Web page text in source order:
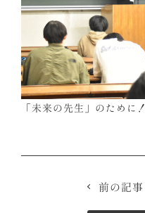
「未来の先生」のために！
前の記事